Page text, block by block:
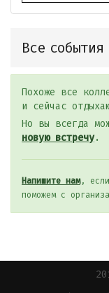
Все
Похоже все
и сейчас
Но вы всегда
новую встречу.
Напишите нам,
поможем с